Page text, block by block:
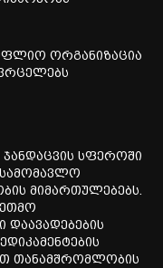
ორგანიზაცია
ჯანდაცვის სფეროში
მიმართულებებს.
თანამშრომლობის